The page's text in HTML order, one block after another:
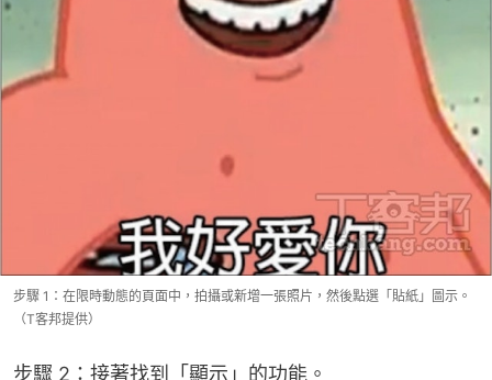
步驟 1：在限時動態的頁面中，拍攝或新增一張照片，然後點選「貼紙」圖示。
（T客邦提供）
步驟 2：接著找到「顯示」的功能。